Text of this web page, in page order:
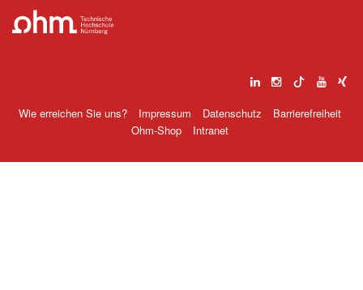
Wie erreichen Sie uns? Impressum Datenschutz
Barrierefreiheit
Ohm-Shop
Intranet